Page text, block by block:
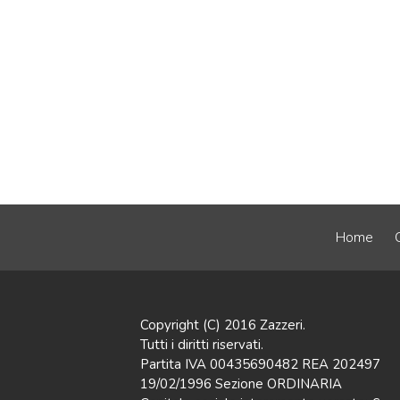
Home
Copyright (C) 2016 Zazzeri.
Tutti i diritti riservati.
Partita IVA 00435690482 REA 202497
19/02/1996 Sezione ORDINARIA